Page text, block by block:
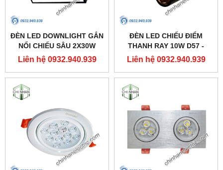
ĐÈN LED DOWNLIGHT GẮN
NỔI CHIẾU SÂU 2X30W
310X160 - DFB2301 -
Liên hệ 0932.940.939
ĐÈN LED CHIẾU ĐIỂM
THANH RAY 10W D57 -
DIA1101 - DUHAL
Liên hệ 0932.940.939